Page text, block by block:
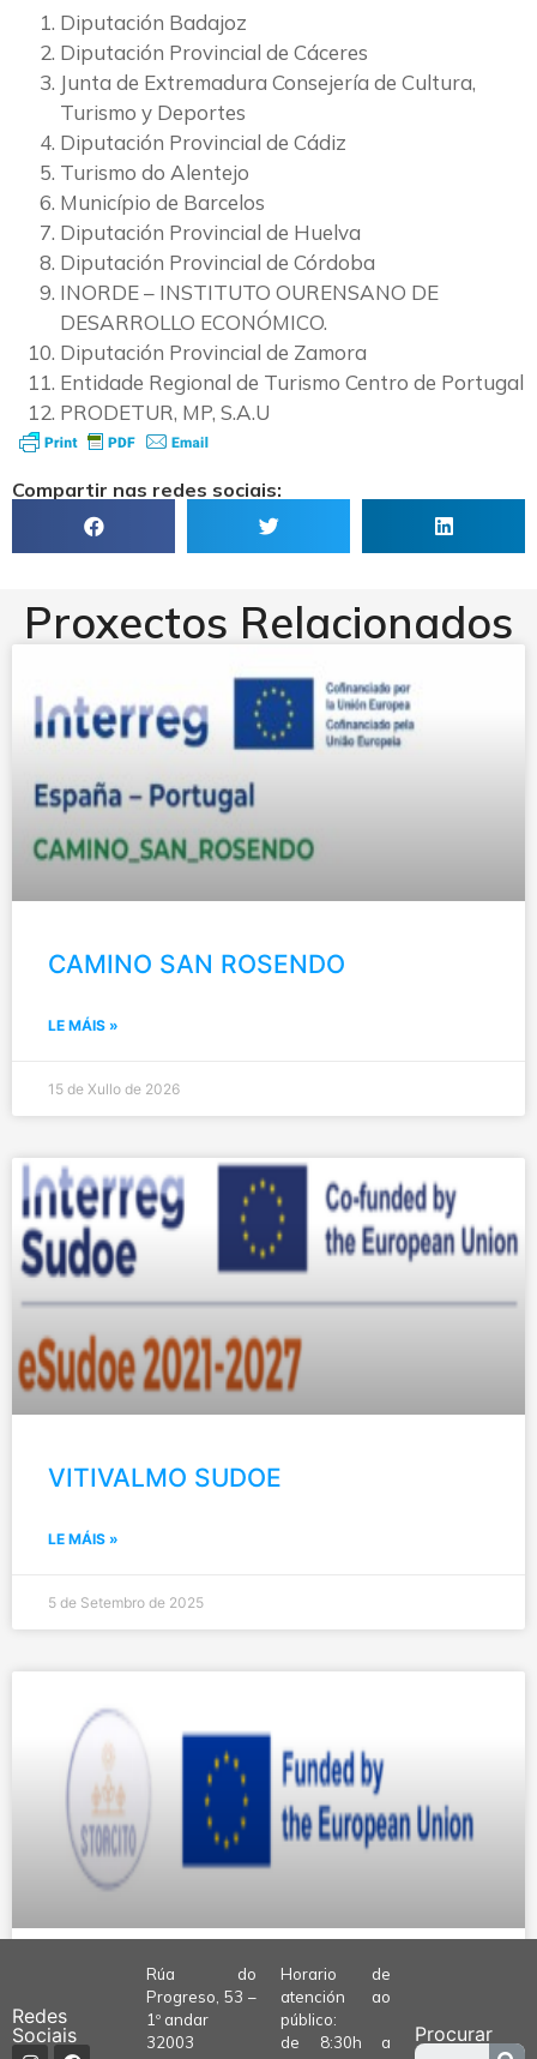
Diputación Badajoz
Diputación Provincial de Cáceres
Junta de Extremadura Consejería de Cultura,
Turismo y Deportes
Diputación Provincial de Cádiz
Turismo do Alentejo
Município de Barcelos
Diputación Provincial de Huelva
Diputación Provincial de Córdoba
INORDE – INSTITUTO OURENSANO DE
DESARROLLO ECONÓMICO.
Diputación Provincial de Zamora
Entidade Regional de Turismo Centro de Portugal
PRODETUR, MP, S.A.U
Compartir nas redes sociais:
Proxectos Relacionados
CAMINO SAN ROSENDO
LE MÁIS »
15 de Xullo de 2026
VITIVALMO SUDOE
LE MÁIS »
5 de Setembro de 2025
STORCITO
LE MÁIS »
Redes
Sociais
Rúa do
Progreso, 53 –
1º andar
32003
Horario de
atención ao
público:
de 8:30h a
Procurar